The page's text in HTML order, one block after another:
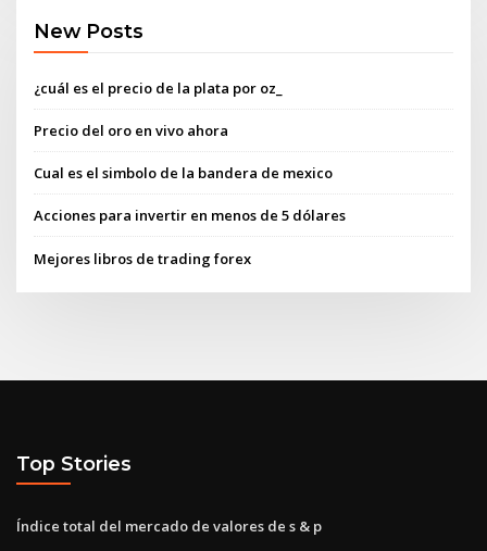
New Posts
¿cuál es el precio de la plata por oz_
Precio del oro en vivo ahora
Cual es el simbolo de la bandera de mexico
Acciones para invertir en menos de 5 dólares
Mejores libros de trading forex
Top Stories
Índice total del mercado de valores de s & p